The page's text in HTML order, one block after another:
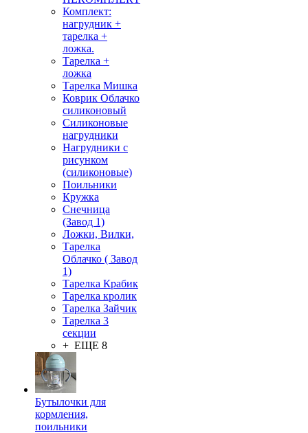
Комплект:
нагрудник +
тарелка +
ложка.
Тарелка +
ложка
Тарелка Мишка
Коврик Облачко
силиконовый
Силиконовые
нагрудники
Нагрудники с
рисунком
(силиконовые)
Поильники
Кружка
Снечница
(Завод 1)
Ложки, Вилки,
Тарелка
Облачко ( Завод
1)
Тарелка Крабик
Тарелка кролик
Тарелка Зайчик
Тарелка 3
секции
+ ЕЩЕ 8
Бутылочки для
кормления,
поильники